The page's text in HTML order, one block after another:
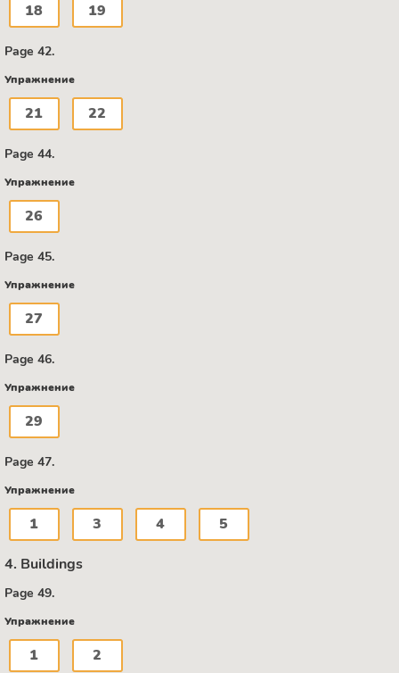
18 19
Page 42.
Упражнение
21 22
Page 44.
Упражнение
26
Page 45.
Упражнение
27
Page 46.
Упражнение
29
Page 47.
Упражнение
1 3 4 5
4. Buildings
Page 49.
Упражнение
1 2